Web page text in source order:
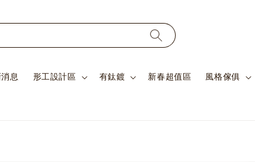
息 形工設計區 有鈦鍍 新春超值區 風格傢俱